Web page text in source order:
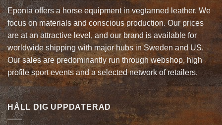
Eponia offers a horse equipment in vegtanned leather. We
focus on materials and conscious production. Our prices
are at an attractive level, and our brand is available for
worldwide shipping with major hubs in Sweden and US.
Our sales are predominantly run through webshop, high
profile sport events and a selected network of retailers.
HÅLL DIG UPPDATERAD